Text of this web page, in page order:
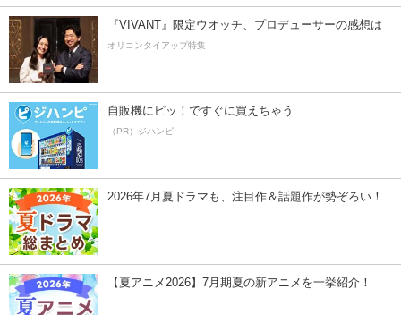
『VIVANT』限定ウオッチ、プロデューサーの感想は
オリコンタイアップ特集
自販機にピッ！ですぐに買えちゃう
（PR）ジハンピ
2026年7月夏ドラマも、注目作＆話題作が勢ぞろい！
【夏アニメ2026】7月期夏の新アニメを一挙紹介！